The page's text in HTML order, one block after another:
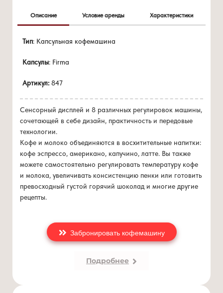
Описание Условие аренды Характеристики
Тип: Капсульная кофемашина
Капсулы: Firma
Артикул: 847
Сенсорный дисплей и 8 различных регулировок машины,
сочетающей в себе дизайн, практичность и передовые
технологии.
Кофе и молоко объединяются в восхитительные напитки:
кофе эспрессо, американо, капучино, латте. Вы также
можете самостоятельно регулировать температуру кофе
и молока, увеличивать консистенцию пенки или готовить
превосходный густой горячий шоколад и многие другие
рецепты.
Цена 0 руб./меспри покупке
Напряжение/Частота - 220-240В/50-60Гц
Вместимость бункера для воды - 1.5 л
капсул
Габариты (ШхГхВ) - 160х410х300 мм
Полуавтоматический выброс использованной кофейной
Совместима с капсулами Lavazza Firma
Регулируемая подставка для чашек с двумя вариантами
10 сенсорных кнопок
Забронировать кофемашину
Подробнее